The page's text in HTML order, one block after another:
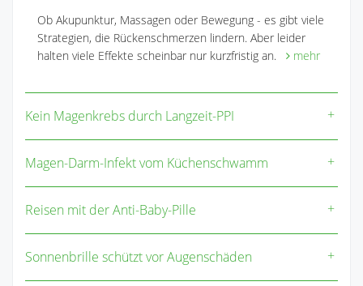
Ob Akupunktur, Massagen oder Bewegung - es gibt viele
Strategien, die Rückenschmerzen lindern. Aber leider
halten viele Effekte scheinbar nur kurzfristig an.
mehr
Kein Magenkrebs durch Langzeit-PPI
Magen-Darm-Infekt vom Küchenschwamm
Reisen mit der Anti-Baby-Pille
Sonnenbrille schützt vor Augenschäden